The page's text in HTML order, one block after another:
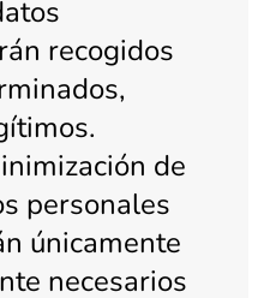
recogidos
de
personales
únicamente
necesarios